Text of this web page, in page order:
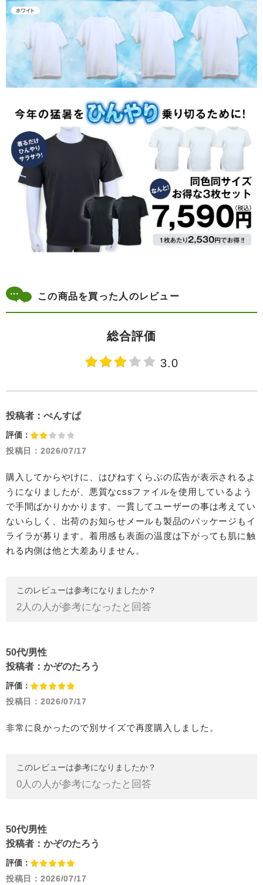
この商品を買った人のレビュー
総合評価
3.0
投稿者： ぺんすぱ
評価：
投稿日： 2026/07/17
購入してからやけに、はぴねすくらぶの広告が表示されるよ
うになりましたが、悪質なcssファイルを使用しているよう
で手間ばかりかかります。一貫してユーザーの事は考えてい
ないらしく、出荷のお知らせメールも製品のパッケージもイ
ライラが募ります。着用感も表面の温度は下がっても肌に触
れる内側は他と大差ありません。
このレビューは参考になりましたか？
2人の人が参考になったと回答
50代/男性
投稿者： かぞのたろう
評価：
投稿日： 2026/07/17
非常に良かったので別サイズで再度購入しました。
このレビューは参考になりましたか？
0人の人が参考になったと回答
50代/男性
投稿者： かぞのたろう
評価：
投稿日： 2026/07/17